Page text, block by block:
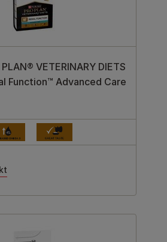
VETERINARY DIETS
Function™ Advanced Care